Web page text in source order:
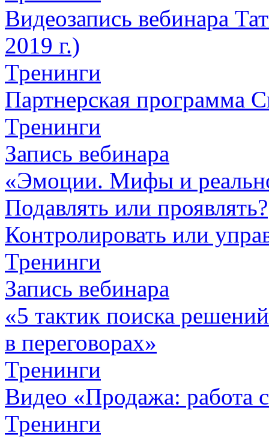
Видеозапись вебинара
2019 г.)
Тренинги
Партнерская программа
Тренинги
Запись вебинара
«Эмоции. Мифы и
Подавлять или проявлять?
Контролировать или
Тренинги
Запись вебинара
«5 тактик поиска
в переговорах»
Тренинги
Видео «Продажа: работа
Тренинги